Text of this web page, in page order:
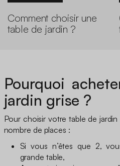
Comment choisir une
table de jardin ?
Pourquoi
jardin grise ?
Pour choisir votre table de jardin
nombre de places :
Si vous n’êtes que 2,
grande table,